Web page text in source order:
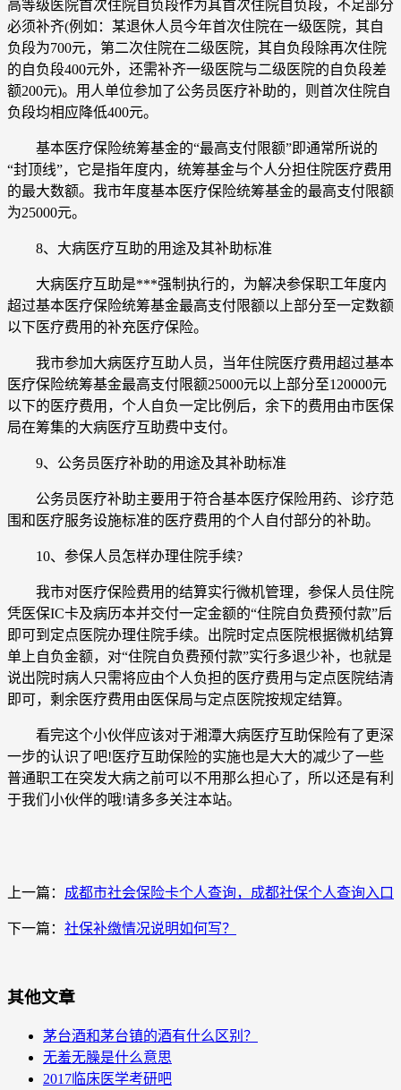
高等级医院首次住院自负段作为其首次住院自负段，不足部分
必须补齐(例如：某退休人员今年首次住院在一级医院，其自
负段为700元，第二次住院在二级医院，其自负段除再次住院
的自负段400元外，还需补齐一级医院与二级医院的自负段差
额200元)。用人单位参加了公务员医疗补助的，则首次住院自
负段均相应降低400元。
基本医疗保险统筹基金的“最高支付限额”即通常所说的
“封顶线”，它是指年度内，统筹基金与个人分担住院医疗费用
的最大数额。我市年度基本医疗保险统筹基金的最高支付限额
为25000元。
8、大病医疗互助的用途及其补助标准
大病医疗互助是***强制执行的，为解决参保职工年度内
超过基本医疗保险统筹基金最高支付限额以上部分至一定数额
以下医疗费用的补充医疗保险。
我市参加大病医疗互助人员，当年住院医疗费用超过基本
医疗保险统筹基金最高支付限额25000元以上部分至120000元
以下的医疗费用，个人自负一定比例后，余下的费用由市医保
局在筹集的大病医疗互助费中支付。
9、公务员医疗补助的用途及其补助标准
公务员医疗补助主要用于符合基本医疗保险用药、诊疗范
围和医疗服务设施标准的医疗费用的个人自付部分的补助。
10、参保人员怎样办理住院手续?
我市对医疗保险费用的结算实行微机管理，参保人员住院
凭医保IC卡及病历本并交付一定金额的“住院自负费预付款”后
即可到定点医院办理住院手续。出院时定点医院根据微机结算
单上自负金额，对“住院自负费预付款”实行多退少补，也就是
说出院时病人只需将应由个人负担的医疗费用与定点医院结清
即可，剩余医疗费用由医保局与定点医院按规定结算。
看完这个小伙伴应该对于湘潭大病医疗互助保险有了更深
一步的认识了吧!医疗互助保险的实施也是大大的减少了一些
普通职工在突发大病之前可以不用那么担心了，所以还是有利
于我们小伙伴的哦!请多多关注本站。
上一篇： 成都市社会保险卡个人查询，成都社保个人查询入口
下一篇： 社保补缴情况说明如何写？
其他文章
茅台酒和茅台镇的酒有什么区别？
无羞无臊是什么意思
2017临床医学考研吧